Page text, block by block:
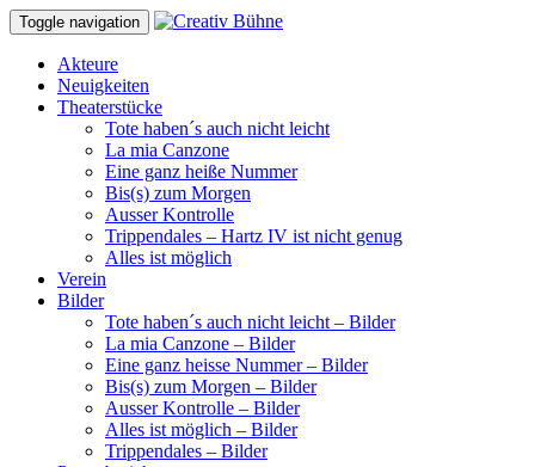
Toggle navigation
Akteure
Neuigkeiten
Theaterstücke
Tote haben´s auch nicht leicht
La mia Canzone
Eine ganz heiße Nummer
Bis(s) zum Morgen
Ausser Kontrolle
Trippendales – Hartz IV ist nicht genug
Alles ist möglich
Verein
Bilder
Tote haben´s auch nicht leicht – Bilder
La mia Canzone – Bilder
Eine ganz heisse Nummer – Bilder
Bis(s) zum Morgen – Bilder
Ausser Kontrolle – Bilder
Alles ist möglich – Bilder
Trippendales – Bilder